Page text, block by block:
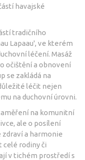
havajské
tradičního
Lapaau', ve kterém
léčení. Masáž
očištění a obnovení
se zakládá na
léčit nejen
na duchovní úrovni.
na komunitní
ale o posílení
zdraví a harmonie
rodiny či
v tichém prostředí s